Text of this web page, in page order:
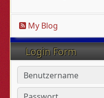
My Blog
Login Form
Benutzername
Passwort